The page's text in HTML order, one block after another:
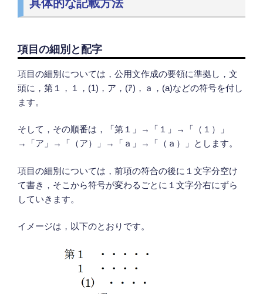
具体的な記載方法
項目の細別と配字
項目の細別については，公用文作成の要領に準拠し，文
頭に，第１，１，(1)，ア，(ｱ)，ａ，(a)などの符号を付し
ます。
そして，その順番は，「第１」→「１」→「（１）」
→「ア」→「（ア）」→「ａ」→「（ａ）」とします。
項目の細別については，前項の符合の後に１文字分空け
て書き，そこから符号が変わるごとに１文字分右にずら
していきます。
イメージは，以下のとおりです。